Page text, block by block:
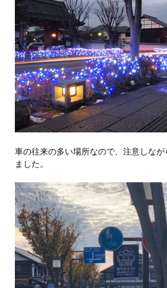
車の往来の多い場所なので、注意しなが
ました。